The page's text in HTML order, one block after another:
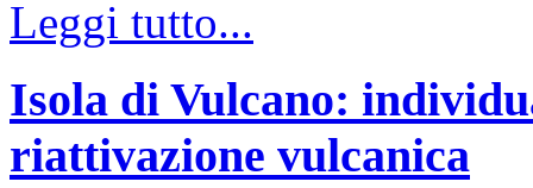
Leggi tutto...
Isola di Vulcano:
riattivazione vulcanica